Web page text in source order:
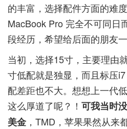
的丰富，选择配件方面的难
MacBook Pro 完全不可同日
段经历，希望给后面的朋友一
当初，选择15寸，主要理由
寸低配就是独显，而且标压
配差距也不大。想想上一代
这么厚道了呢？！ 可我当时
美金 ，TMD，苹果果然从来